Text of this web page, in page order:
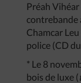
Préah
contrebande
Chamcar
police (CD
* Le 8
bois de luxe (